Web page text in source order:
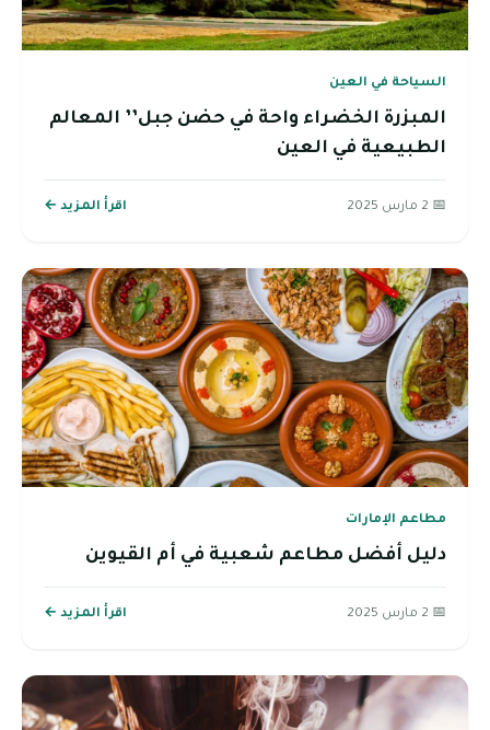
السياحة في العين
المبزرة الخضراء واحة في حضن جبل’’ المعالم
الطبيعية في العين
📅 2 مارس 2025 اقرأ المزيد ←
مطاعم الإمارات
دليل أفضل مطاعم شعبية في أم القيوين
📅 2 مارس 2025 اقرأ المزيد ←